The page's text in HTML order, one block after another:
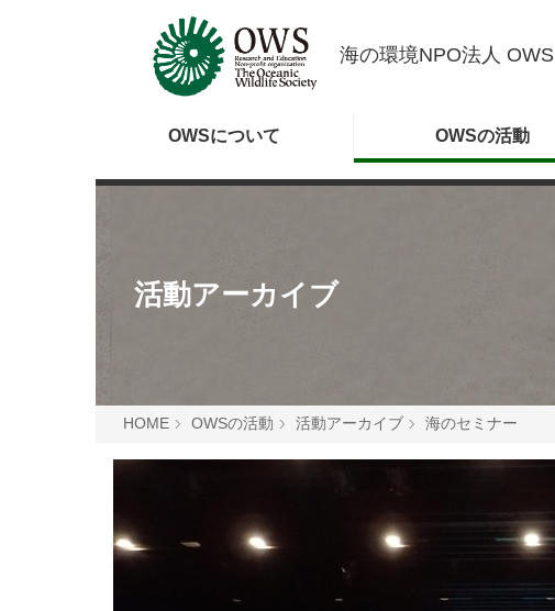
海の環境NPO法人 OWS
OWSについて OWSの活動
活動アーカイブ
HOME OWSの活動 活動アーカイブ 海のセミナー